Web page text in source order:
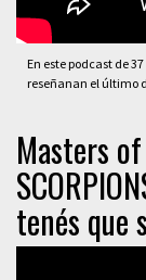
En este podcast de
reseñanan el último
Masters
tenés que